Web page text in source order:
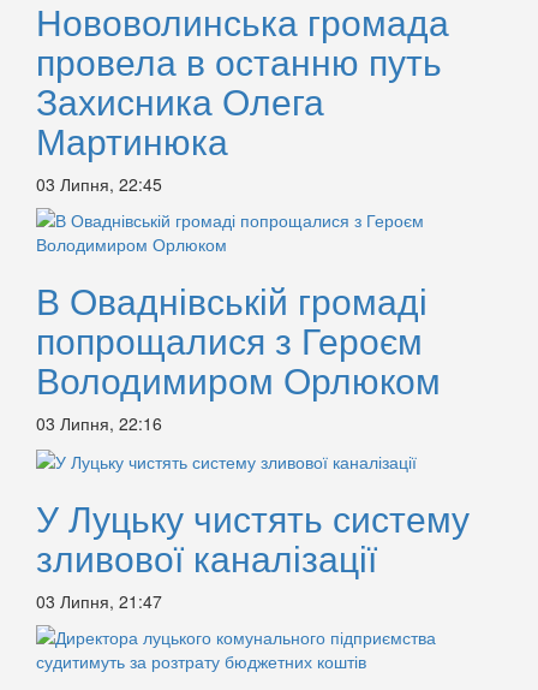
Нововолинська громада
провела в останню путь
Захисника Олега
Мартинюка
03 Липня, 22:45
В Оваднівській громаді
попрощалися з Героєм
Володимиром Орлюком
03 Липня, 22:16
У Луцьку чистять систему
зливової каналізації
03 Липня, 21:47